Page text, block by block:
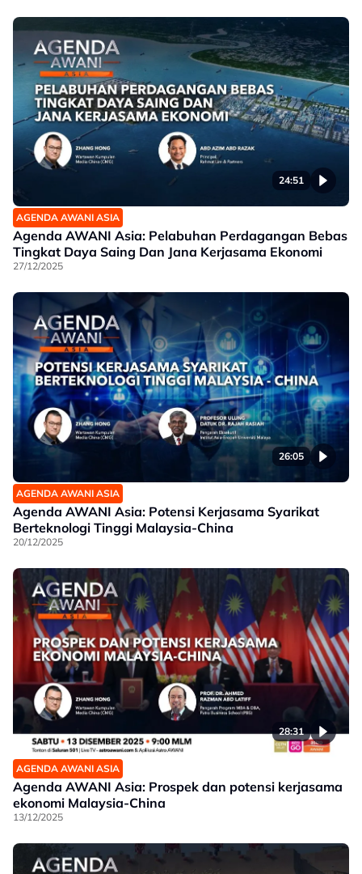
24:51
AGENDA AWANI ASIA
Agenda AWANI Asia: Pelabuhan Perdagangan Bebas
Tingkat Daya Saing Dan Jana Kerjasama Ekonomi
27/12/2025
26:05
AGENDA AWANI ASIA
Agenda AWANI Asia: Potensi Kerjasama Syarikat
Berteknologi Tinggi Malaysia-China
20/12/2025
28:31
AGENDA AWANI ASIA
Agenda AWANI Asia: Prospek dan potensi kerjasama
ekonomi Malaysia-China
13/12/2025